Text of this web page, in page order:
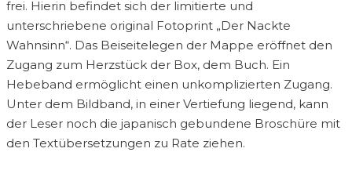
frei. Hierin befindet sich der limitierte und
unterschriebene original Fotoprint „Der Nackte
Wahnsinn“. Das Beiseitelegen der Mappe eröffnet den
Zugang zum Herzstück der Box, dem Buch. Ein
Hebeband ermöglicht einen unkomplizierten Zugang.
Unter dem Bildband, in einer Vertiefung liegend, kann
der Leser noch die japanisch gebundene Broschüre mit
den Textübersetzungen zu Rate ziehen.